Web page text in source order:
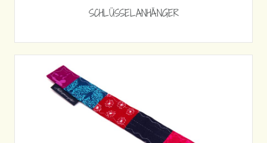
SCHLÜSSELANHÄNGER